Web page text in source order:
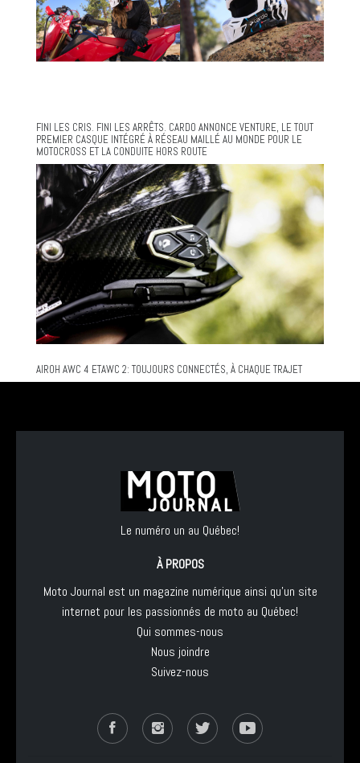
FINI LES CRIS. FINI LES ARRÊTS. CARDO ANNONCE VENTURE, LE TOUT
PREMIER CASQUE INTÉGRÉ À RÉSEAU MAILLÉ AU MONDE POUR LE
MOTOCROSS ET LA CONDUITE HORS ROUTE
AIROH AWC 4 ETAWC 2: TOUJOURS CONNECTÉS, À CHAQUE TRAJET
Le numéro un au Québec!
À PROPOS
Moto Journal est un magazine numérique ainsi qu'un site
internet pour les passionnés de moto au Québec!
Qui sommes-nous
Nous joindre
Suivez-nous